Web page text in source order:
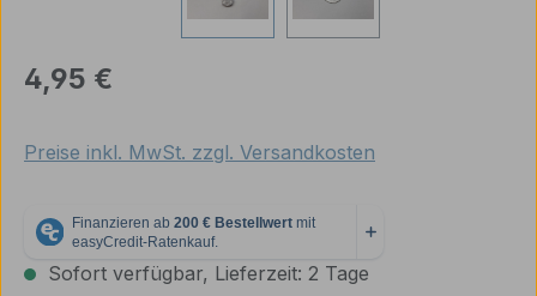
Regulärer Preis:
4,95 €
Preise inkl. MwSt. zzgl. Versandkosten
Sofort verfügbar, Lieferzeit: 2 Tage